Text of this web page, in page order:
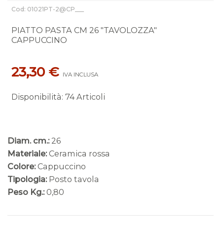
Cod: 01021PT-2@CP___
PIATTO PASTA CM 26 "TAVOLOZZA"
CAPPUCCINO
23,30 € IVA INCLUSA
Disponibilità: 74 Articoli
Diam. cm.: 26
Materiale: Ceramica rossa
Colore: Cappuccino
Tipologia: Posto tavola
Peso Kg.: 0,80